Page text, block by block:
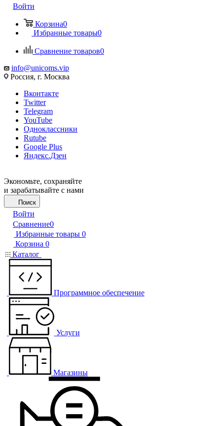
Войти
Корзина0
Избранные товары0
Сравнение товаров0
info@unicoms.vip
Россия, г. Москва
Вконтакте
Twitter
Telegram
YouTube
Одноклассники
Rutube
Google Plus
Яндекс.Дзен
Экономьте, сохраняйте
и зарабатывайте с нами
Поиск
Войти
Сравнение0
Избранные товары 0
Корзина 0
Каталог
Программное обеспечение
Услуги
Магазины